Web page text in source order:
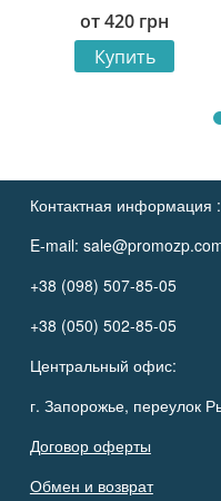
от420 грн
Купить
Контактная информация :
E-mail:
+38 (098) 507-85-05
+38 (050) 502-85-05
Центральный офис:
г. Запорожье, переулок
Договор оферты
Обмен и возврат